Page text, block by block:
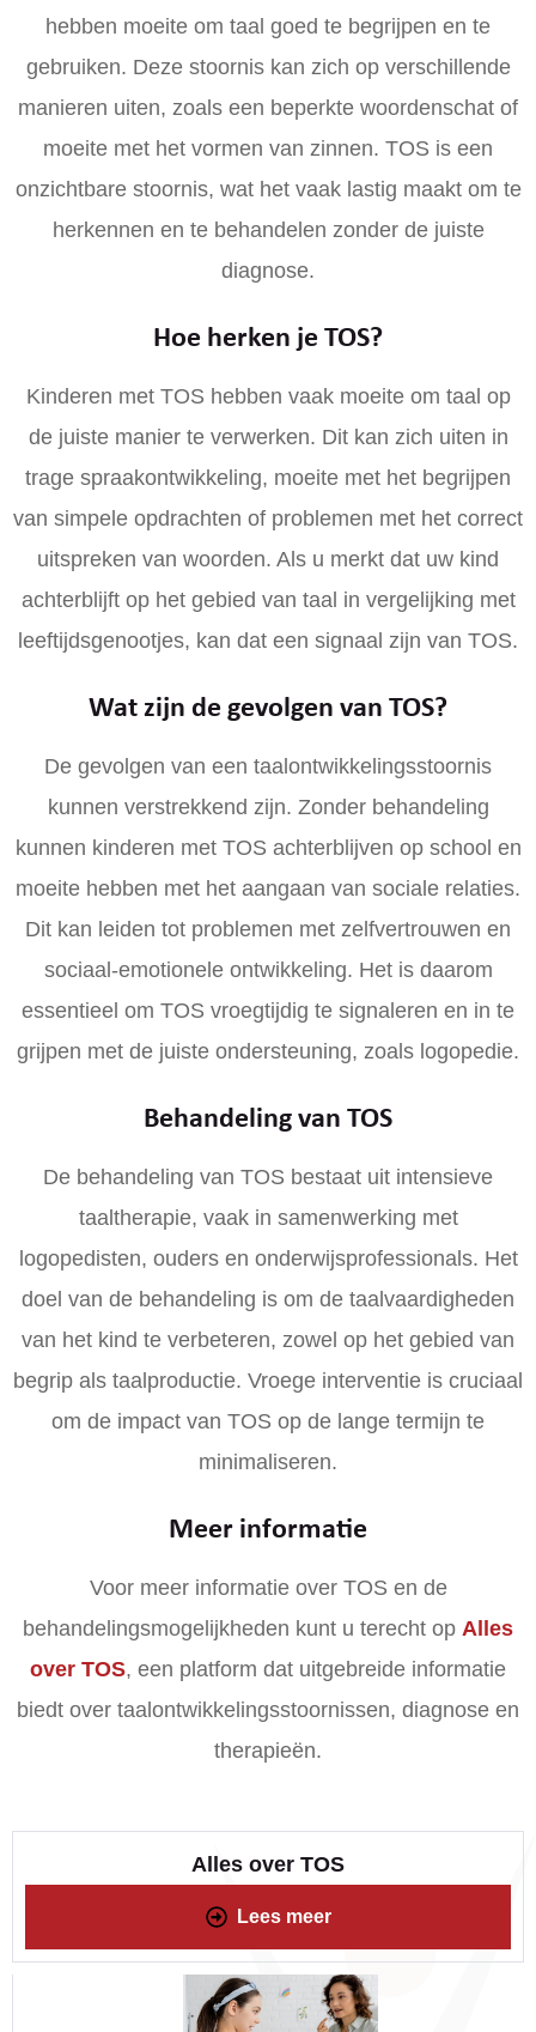
hebben moeite om taal goed te begrijpen en te
gebruiken. Deze stoornis kan zich op verschillende
manieren uiten, zoals een beperkte woordenschat of
moeite met het vormen van zinnen. TOS is een
onzichtbare stoornis, wat het vaak lastig maakt om te
herkennen en te behandelen zonder de juiste
diagnose.
Hoe herken je TOS?
Kinderen met TOS hebben vaak moeite om taal op
de juiste manier te verwerken. Dit kan zich uiten in
trage spraakontwikkeling, moeite met het begrijpen
van simpele opdrachten of problemen met het correct
uitspreken van woorden. Als u merkt dat uw kind
achterblijft op het gebied van taal in vergelijking met
leeftijdsgenootjes, kan dat een signaal zijn van TOS.
Wat zijn de gevolgen van TOS?
De gevolgen van een taalontwikkelingsstoornis
kunnen verstrekkend zijn. Zonder behandeling
kunnen kinderen met TOS achterblijven op school en
moeite hebben met het aangaan van sociale relaties.
Dit kan leiden tot problemen met zelfvertrouwen en
sociaal-emotionele ontwikkeling. Het is daarom
essentieel om TOS vroegtijdig te signaleren en in te
grijpen met de juiste ondersteuning, zoals logopedie.
Behandeling van TOS
De behandeling van TOS bestaat uit intensieve
taaltherapie, vaak in samenwerking met
logopedisten, ouders en onderwijsprofessionals. Het
doel van de behandeling is om de taalvaardigheden
van het kind te verbeteren, zowel op het gebied van
begrip als taalproductie. Vroege interventie is cruciaal
om de impact van TOS op de lange termijn te
minimaliseren.
Meer informatie
Voor meer informatie over TOS en de
behandelingsmogelijkheden kunt u terecht op Alles
over TOS, een platform dat uitgebreide informatie
biedt over taalontwikkelingsstoornissen, diagnose en
therapieën.
Alles over TOS
Lees meer